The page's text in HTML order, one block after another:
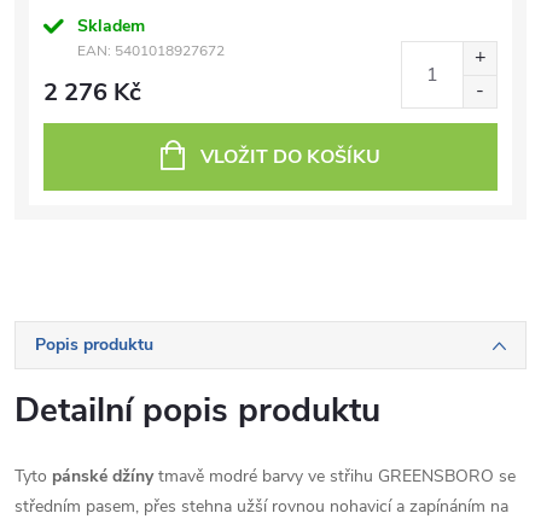
Skladem
EAN: 5401018927672
2 276 Kč
VLOŽIT DO KOŠÍKU
Popis produktu
Detailní popis produktu
Tyto pánské džínytmavě modré barvy ve střihu GREENSBORO se
středním pasem, přes stehna užší rovnou nohavicí a zapínáním na